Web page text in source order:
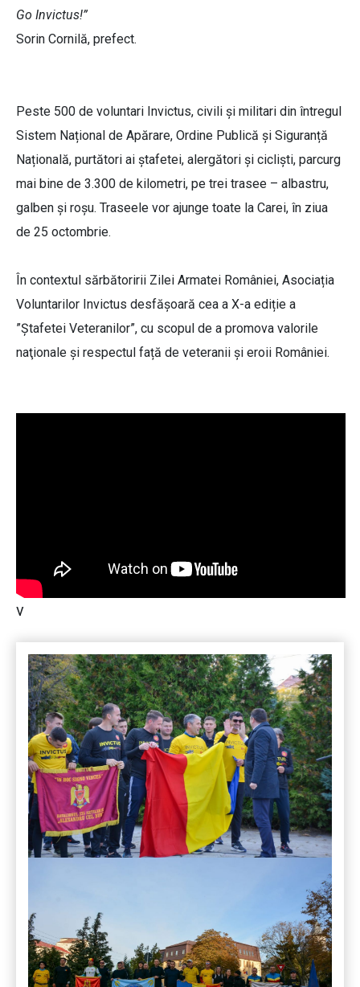
Go Invictus!”
Sorin Cornilă, prefect.
Peste 500 de voluntari Invictus, civili și militari din întregul
Sistem Național de Apărare, Ordine Publică și Siguranță
Națională, purtători ai ştafetei, alergători şi ciclişti, parcurg
mai bine de 3.300 de kilometri, pe trei trasee – albastru,
galben şi roşu. Traseele vor ajunge toate la Carei, în ziua
de 25 octombrie.
În contextul sărbătoririi Zilei Armatei României, Asociația
Voluntarilor Invictus desfășoară cea a X-a ediție a
”Ștafetei Veteranilor”, cu scopul de a promova valorile
naţionale şi respectul față de veteranii şi eroii României.
v